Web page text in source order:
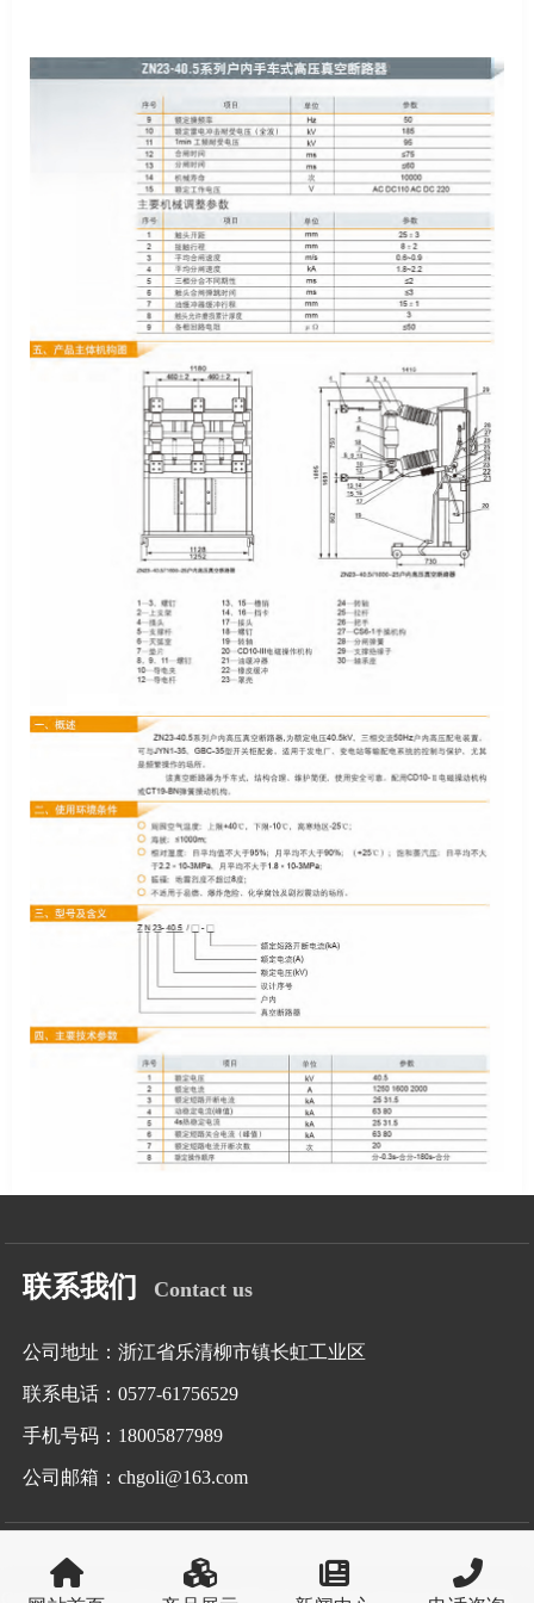
联系我们 Contact us
公司地址：浙江省乐清柳市镇长虹工业区
联系电话：0577-61756529
手机号码：18005877989
公司邮箱：chgoli@163.com
Copyright © 2024 浙江工力电气有限公司 All Rights Reserved. 版权所有